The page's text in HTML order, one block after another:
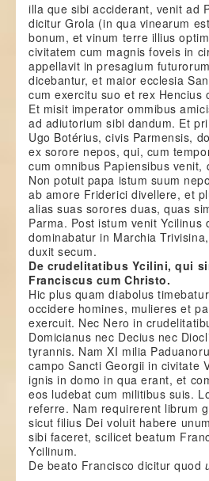
illa que sibi acciderant, venit ad
dicitur Grola (in qua vinearum
bonum, et vinum terre illius
civitatem cum magnis foveis in
appellavit in presagium
dicebantur, et maior ecclesia
cum exercitu suo et rex Hencius
Et misit imperator ommibus
ad adiutorium sibi dandum. Et
Ugo Botérius, civis Parmensis,
ex sorore nepos, qui, cum
cum omnibus Papiensibus
Non potuit papa istum suum
ab amore Friderici divellere, et
alias suas sorores duas, quas
Parma. Post istum venit
dominabatur in Marchia
duxit secum.
De crudelitatibus Ycilini, qui
Franciscus cum Christo.
Hic plus quam diabolus
occidere homines, mulieres et
exercuit. Nec Nero in
Domicianus nec Decius nec
tyrannis. Nam XI milia
campo Sancti Georgii in civitate
ignis in domo in qua erant, et
eos ludebat cum militibus suis.
referre. Nam requirerent librum
sicut filius Dei voluit habere
sibi faceret, scilicet beatum
Ycilinum.
De beato Francisco dicitur quod